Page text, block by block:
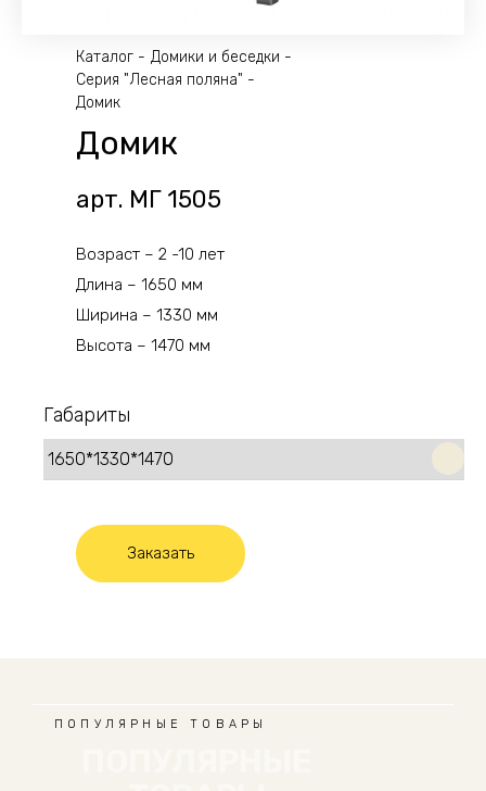
Каталог
Домики и беседки
Серия "Лесная поляна"
Домик
Домик
арт. МГ 1505
Возраст – 2 -10 лет
Длина – 1650 мм
Ширина – 1330 мм
Высота – 1470 мм
Габариты
Заказать
ПОПУЛЯРНЫЕ ТОВАРЫ